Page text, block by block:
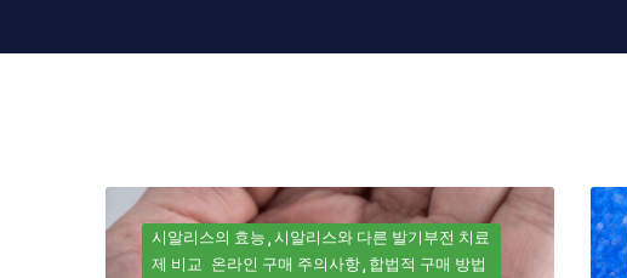
시알리스의 효능 시알리스와 다른 발기부전 치료
제 비교 온라인 구매 주의사항 합법적 구매 방법